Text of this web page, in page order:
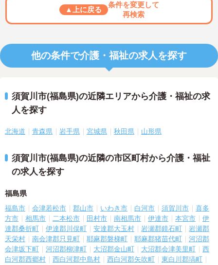
▲上に戻る
条件を変更して
再検索
他の条件で介護・福祉の求人を探す
須賀川市(福島県)の近隣エリアから介護・福祉の求
人を探す
北海道 青森県 岩手県 宮城県 秋田県 山形県
須賀川市(福島県)の近隣の市区町村から介護・福祉
の求人を探す
福島県
福島市 会津若松市 郡山市 いわき市 白河市 須賀川市
喜多
方市
相馬市 二本松市 田村市 南相馬市 伊達市 本宮市
伊
達郡桑折町
伊達郡川俣町 安達郡大玉村 岩瀬郡鏡石町
岩瀬郡
天栄村
南会津郡只見町 耶麻郡磐梯町 耶麻郡猪苗代町
河沼郡
会津坂下町
河沼郡柳津町 大沼郡金山町 大沼郡会津美里町
西
白河郡西郷村
西白河郡中島村 西白河郡矢吹町
東白川郡塙町